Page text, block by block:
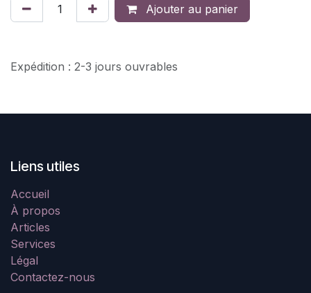
Ajouter au panier
Expédition : 2-3 jours ouvrables
Liens utiles
Accueil
À propos
Articles
Services
Légal
Contactez-nous